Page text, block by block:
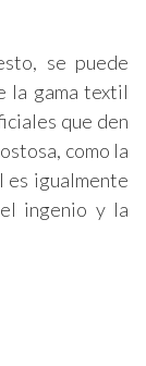
se puede
la gama textil
que den
como la
es igualmente
ingenio y la